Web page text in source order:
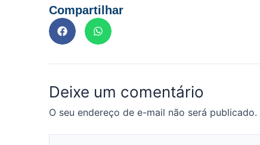
Compartilhar
Deixe um comentário
O seu endereço de e-mail não será publicado.